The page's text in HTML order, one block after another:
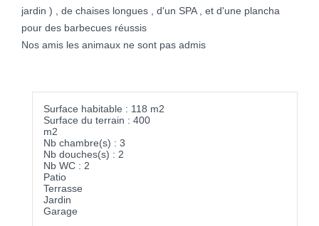
jardin ) , de chaises longues , d'un SPA , et d'une plancha
pour des barbecues réussis
Nos amis les animaux ne sont pas admis
Surface habitable : 118 m2
Surface du terrain : 400
m2
Nb chambre(s) : 3
Nb douches(s) : 2
Nb WC : 2
Patio
Terrasse
Jardin
Garage